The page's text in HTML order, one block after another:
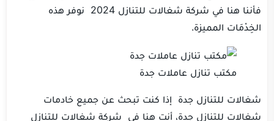
فأننا هنا في شركة شغالات للتنازل 2024 نوفر هذه
الخِدْمَات المميزة.
مكتب تنازل عاملات جدة
شغالات للتنازل جدة إذا كنت تبحث عن جميع خادمات
شغالات للتنازل جدة، أنت هنا في شركة شغالات للتنازل